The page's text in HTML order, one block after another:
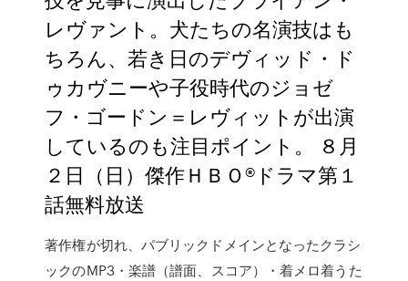
レヴァント。犬たちの名演技はも
ちろん、若き日のデヴィッド・ド
ゥカヴニーや子役時代のジョゼ
フ・ゴードン＝レヴィットが出演
しているのも注目ポイント。 ８月
２日（日）傑作ＨＢＯ®ドラマ第１
話無料放送
著作権が切れ、パブリックドメインとなったクラシ
ックのMP3・楽譜（譜面、スコア）・着メロ着うた